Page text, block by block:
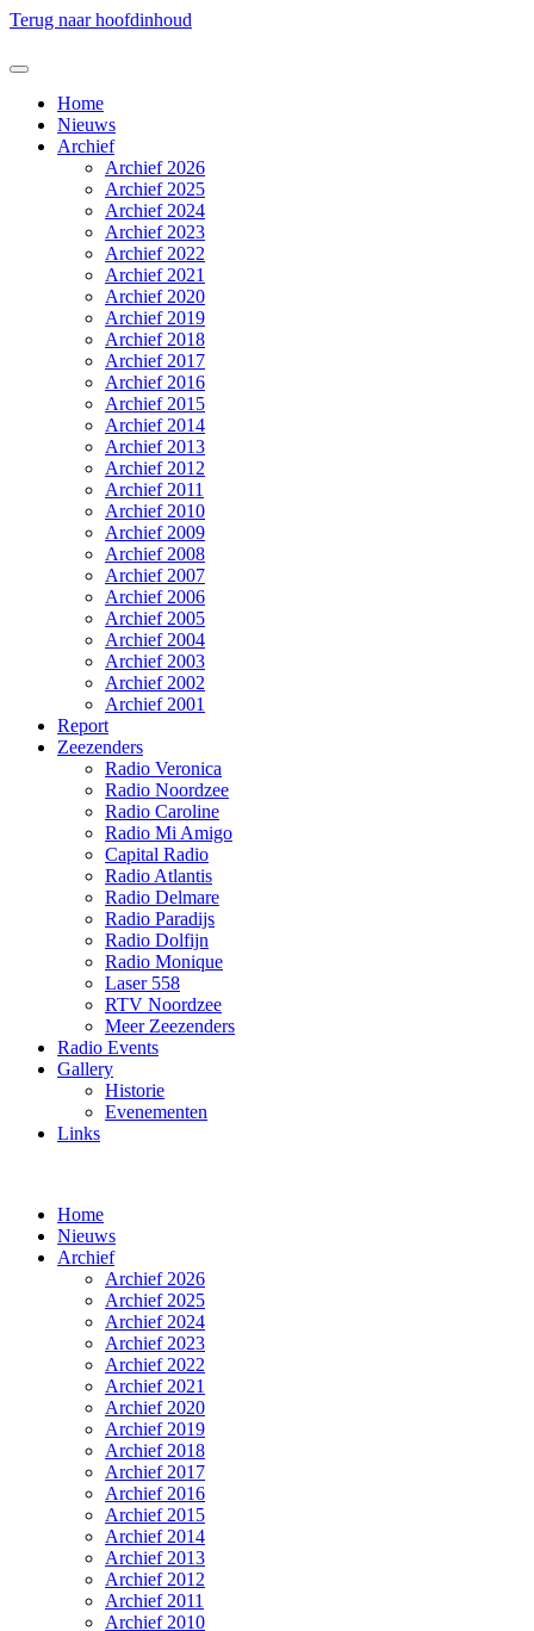
Terug naar hoofdinhoud
Home
Nieuws
Archief
Archief 2026
Archief 2025
Archief 2024
Archief 2023
Archief 2022
Archief 2021
Archief 2020
Archief 2019
Archief 2018
Archief 2017
Archief 2016
Archief 2015
Archief 2014
Archief 2013
Archief 2012
Archief 2011
Archief 2010
Archief 2009
Archief 2008
Archief 2007
Archief 2006
Archief 2005
Archief 2004
Archief 2003
Archief 2002
Archief 2001
Report
Zeezenders
Radio Veronica
Radio Noordzee
Radio Caroline
Radio Mi Amigo
Capital Radio
Radio Atlantis
Radio Delmare
Radio Paradijs
Radio Dolfijn
Radio Monique
Laser 558
RTV Noordzee
Meer Zeezenders
Radio Events
Gallery
Historie
Evenementen
Links
Home
Nieuws
Archief
Archief 2026
Archief 2025
Archief 2024
Archief 2023
Archief 2022
Archief 2021
Archief 2020
Archief 2019
Archief 2018
Archief 2017
Archief 2016
Archief 2015
Archief 2014
Archief 2013
Archief 2012
Archief 2011
Archief 2010